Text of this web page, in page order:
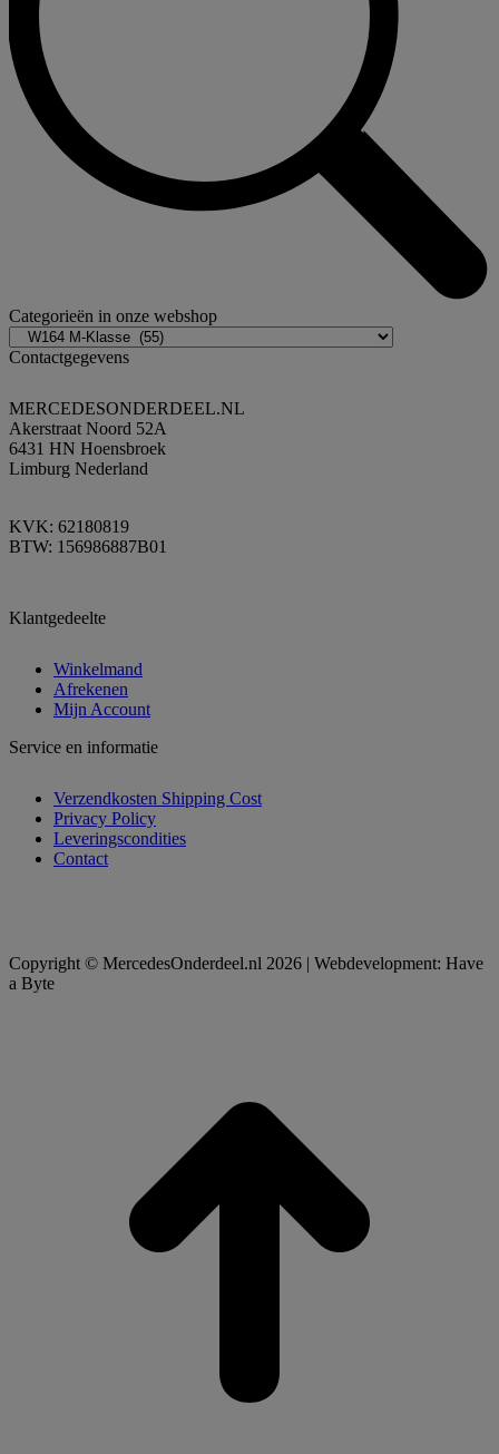
Categorieën in onze webshop
Contactgegevens
MERCEDESONDERDEEL.NL
Akerstraat Noord 52A
6431 HN Hoensbroek
Limburg Nederland
KVK: 62180819
BTW: 156986887B01
Klantgedeelte
Winkelmand
Afrekenen
Mijn Account
Service en informatie
Verzendkosten Shipping Cost
Privacy Policy
Leveringscondities
Contact
Copyright © MercedesOnderdeel.nl 2026 | Webdevelopment: Have
a Byte